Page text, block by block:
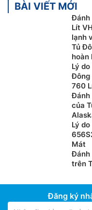
BÀI VIẾT MỚI
Đánh
Lít
lạnh
Tủ
hoàn
Lý
Đông
760
Đánh
của
Lý
Mát
Đánh
trên
Đăng ký